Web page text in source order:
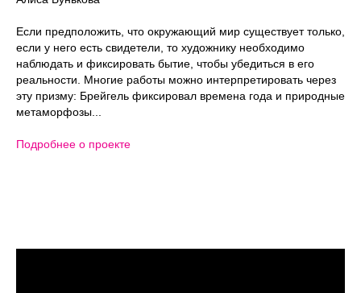
Если предположить, что окружающий мир существует только,
если у него есть свидетели, то художнику необходимо
наблюдать и фиксировать бытие, чтобы убедиться в его
реальности. Многие работы можно интерпретировать через
эту призму: Брейгель фиксировал времена года и природные
метаморфозы...
Подробнее о проекте